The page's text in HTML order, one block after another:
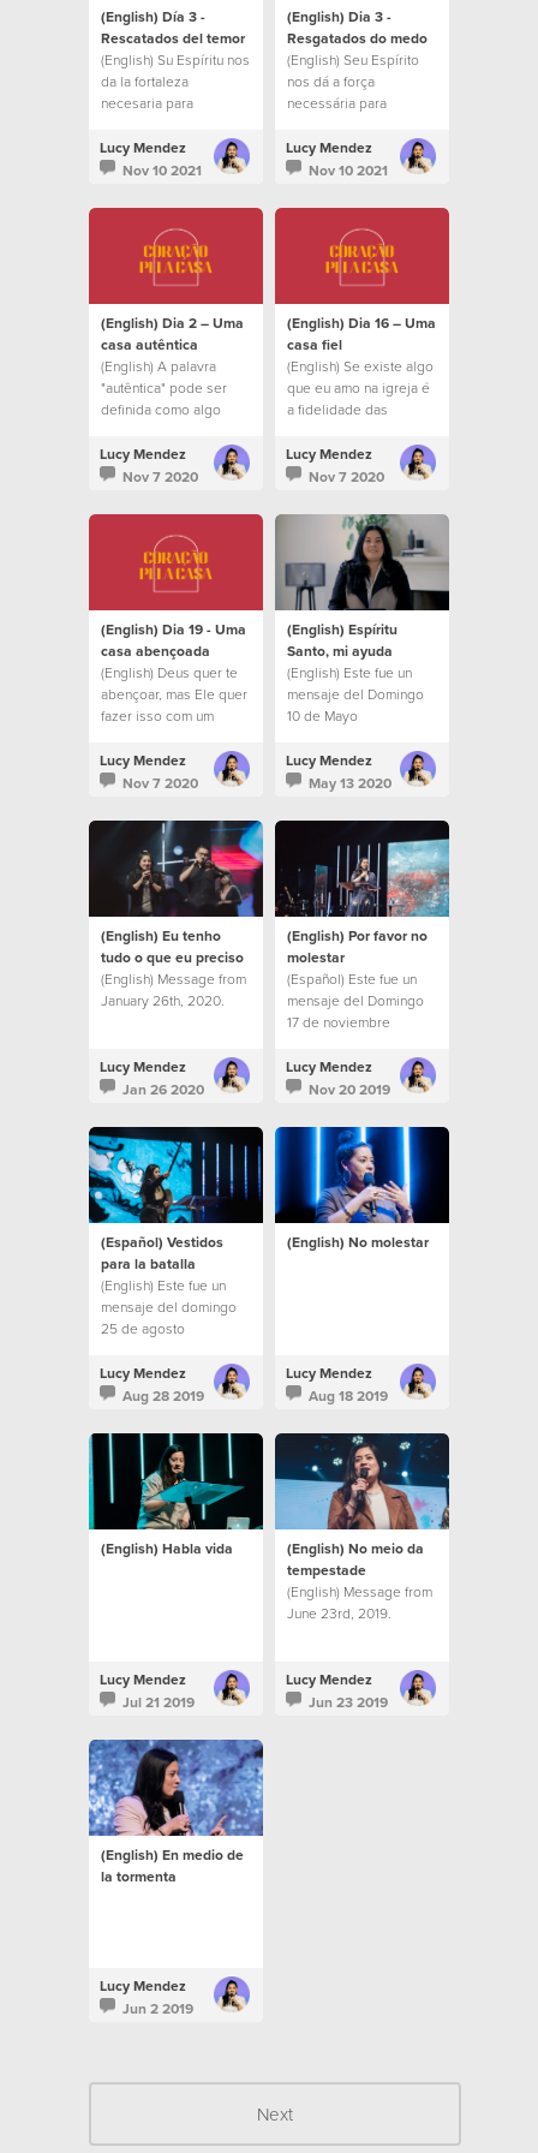
(English) Día 3 -
Rescatados del temor
(English) Su Espíritu nos
da la fortaleza
necesaria para
dificultades.
Lucy Mendez
Nov 10 2021
(English) Dia 3 -
Resgatados do medo
(English) Seu Espírito
nos dá a força
necessária para
dificuldades que
surgema
Lucy Mendez
Nov 10 2021
(English) Dia 2 – Uma
casa autêntica
(English) A palavra
"autêntica" pode ser
definida como algo
verdadeiro.
Lucy Mendez
Nov 7 2020
(English) Dia 16 – Uma
casa fiel
(English) Se existe algo
que eu amo na igreja é
a fidelidade das
Lucy Mendez
Nov 7 2020
(English) Dia 19 - Uma
casa abençoada
(English) Deus quer te
abençoar, mas Ele quer
fazer isso com um
Lucy Mendez
Nov 7 2020
(English) Espíritu
Santo, mi ayuda
(English) Este fue un
mensaje del Domingo
10 de Mayo
Lucy Mendez
May 13 2020
(English) Eu tenho
tudo o que eu preciso
(English) Message from
January 26th, 2020.
Lucy Mendez
Jan 26 2020
(English) Por favor no
molestar
(Español) Este fue un
mensaje del Domingo
17 de noviembre
Lucy Mendez
Nov 20 2019
(Español) Vestidos
para la batalla
(English) Este fue un
mensaje del domingo
25 de agosto
Lucy Mendez
Aug 28 2019
(English) No molestar
Lucy Mendez
Aug 18 2019
(English) Habla vida
Lucy Mendez
Jul 21 2019
(English) No meio da
tempestade
(English) Message from
June 23rd, 2019.
Lucy Mendez
Jun 23 2019
(English) En medio de
la tormenta
Lucy Mendez
Jun 2 2019
Next